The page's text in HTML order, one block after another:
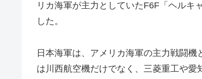
リカ海軍が主力としていたF6F「ヘルキ
した。
日本海軍は、アメリカ海軍の主力戦闘
は川西航空機だけでなく、三菱重工や